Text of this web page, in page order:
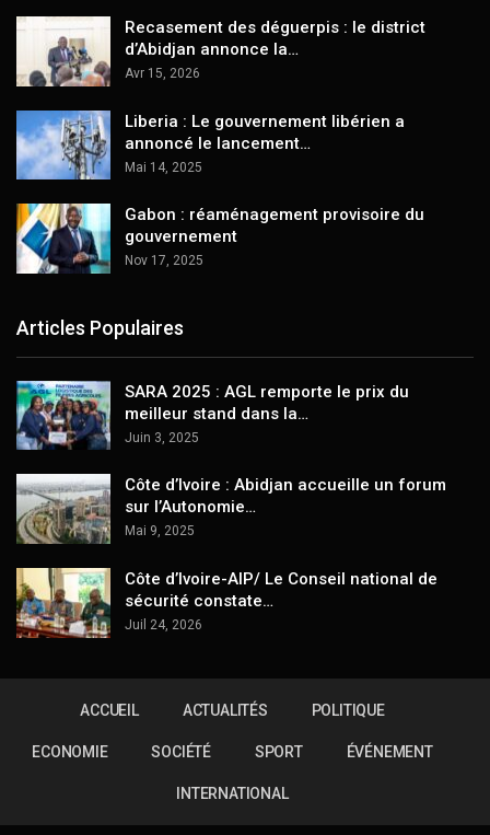
Recasement des déguerpis : le district
d’Abidjan annonce la…
Avr 15, 2026
Liberia : Le gouvernement libérien a
annoncé le lancement…
Mai 14, 2025
Gabon : réaménagement provisoire du
gouvernement
Nov 17, 2025
Articles Populaires
SARA 2025 : AGL remporte le prix du
meilleur stand dans la…
Juin 3, 2025
Côte d’Ivoire : Abidjan accueille un forum
sur l’Autonomie…
Mai 9, 2025
Côte d’Ivoire-AIP/ Le Conseil national de
sécurité constate…
Juil 24, 2026
ACCUEIL ACTUALITÉS POLITIQUE
ECONOMIE SOCIÉTÉ SPORT ÉVÉNEMENT
INTERNATIONAL